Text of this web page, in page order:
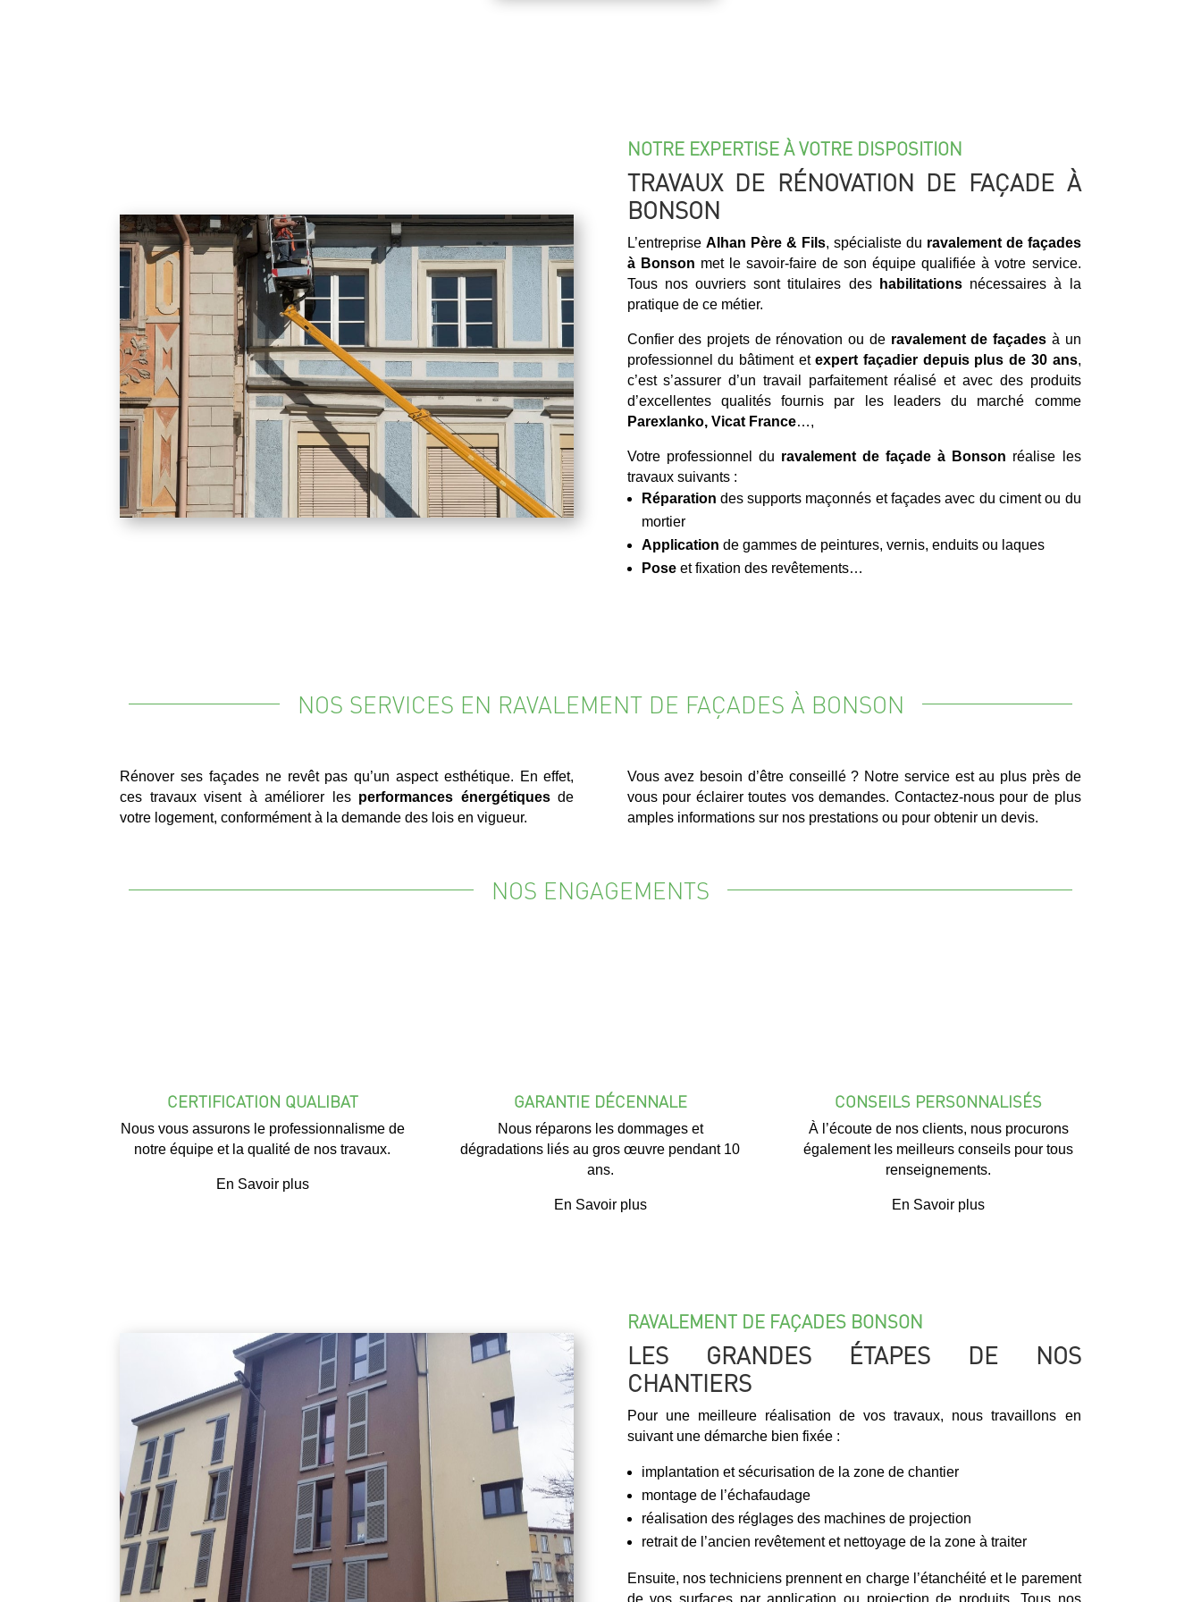
NOTRE EXPERTISE À VOTRE DISPOSITION
TRAVAUX DE RÉNOVATION DE FAÇADE À
BONSON
L’entreprise Alhan Père & Fils, spécialiste du ravalement de façades
à Bonson met le savoir-faire de son équipe qualifiée à votre service.
Tous nos ouvriers sont titulaires des
habilitationsnécessaires à la
pratique de ce métier.
Confier des projets de rénovation ou de ravalement de façades à un
professionnel du bâtiment etexpert façadier depuis plus de 30 ans,
c’est s’assurer d’un travail parfaitement réalisé et avec des produits
d’excellentes qualités fournis par les leaders du marché comme
Parexlanko, Vicat France…,
Votre professionnel du ravalement de façade à Bonson réalise les
travaux suivants :
Réparation des supports maçonnés et façades avec du ciment ou du
mortier
Application de gammes de peintures, vernis, enduits ou laques
Poseet fixation des revêtements…
NOS SERVICES EN RAVALEMENT DE FAÇADES À BONSON
Rénover ses façades ne revêt pas qu’un aspect esthétique. En effet,
ces travaux visent à améliorer les performances énergétiquesde
votre logement, conformément à la demande des lois en vigueur.
Vous avez besoin d’être conseillé ? Notre service est au plus près de
vous pour éclairer toutes vos demandes. Contactez-nous pour de plus
amples informations sur nos prestations ou pour obtenir un devis.
NOS ENGAGEMENTS
CERTIFICATION QUALIBAT
Nous vous assurons le professionnalisme de
notre équipe et la qualité de nos travaux.
En Savoir plus
GARANTIE DÉCENNALE
Nous réparons les dommages et
dégradations liés au gros œuvre pendant 10
ans.
En Savoir plus
CONSEILS PERSONNALISÉS
À l’écoute de nos clients, nous procurons
également les meilleurs conseils pour tous
renseignements.
En Savoir plus
RAVALEMENT DE FAÇADES BONSON
LES GRANDES ÉTAPES DE NOS
CHANTIERS
Pour une meilleure réalisation de vos travaux, nous travaillons en
suivant une démarche bien fixée :
implantation et sécurisation de la zone de chantier
montage de l’échafaudage
réalisation des réglages des machines de projection
retrait de l’ancien revêtement et nettoyage de la zone à traiter
Ensuite, nos techniciens prennent en charge l’étanchéité et le parement
de vos surfaces par application ou projection de produits. Tous nos